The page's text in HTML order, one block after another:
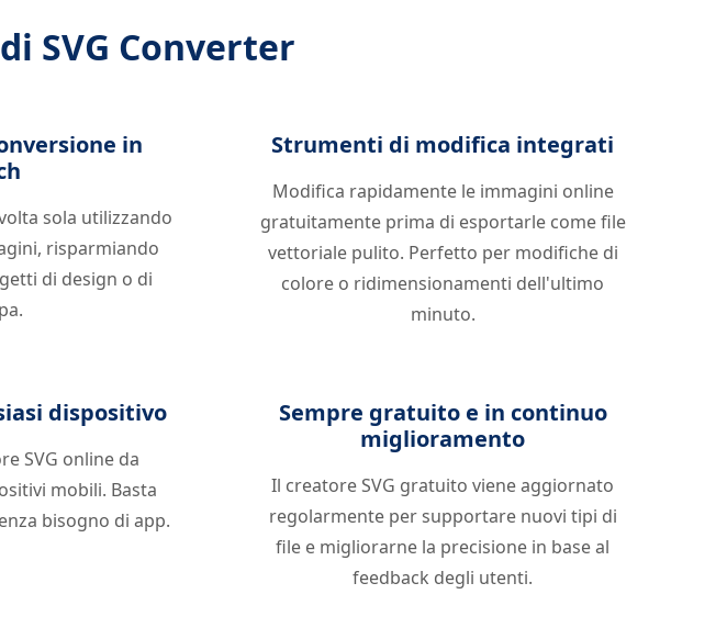
SVG Converter
in
sola utilizzando
risparmiando
di design o di
Strumenti di modifica integrati
Modifica rapidamente le immagini online
gratuitamente prima di esportarle come file
vettoriale pulito. Perfetto per modifiche di
colore o ridimensionamenti dell'ultimo
minuto.
dispositivo
SVG online da
mobili. Basta
bisogno di app.
Sempre gratuito e in continuo
miglioramento
Il creatore SVG gratuito viene aggiornato
regolarmente per supportare nuovi tipi di
file e migliorarne la precisione in base al
feedback degli utenti.